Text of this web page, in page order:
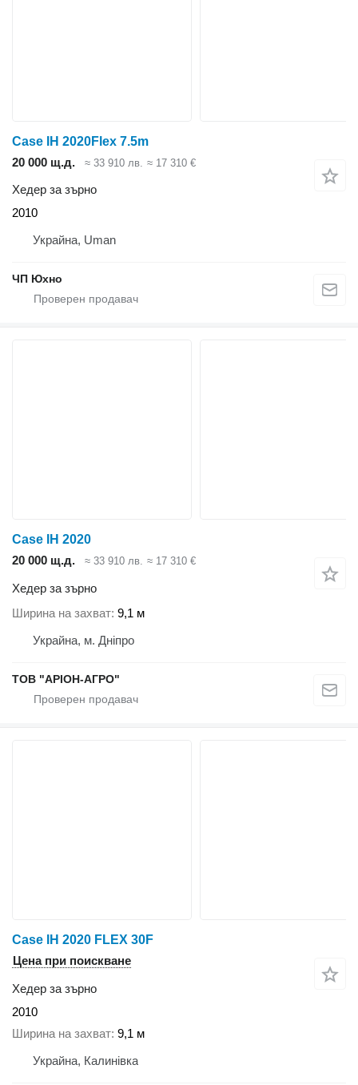
Case IH 2020Flex 7.5m
20 000 щ.д.
≈ 33 910 лв. ≈ 17 310 €
Хедер за зърно
2010
Украйна, Uman
ЧП Юхно
Case IH 2020
20 000 щ.д.
≈ 33 910 лв. ≈ 17 310 €
Хедер за зърно
Ширина на захват 9,1 м
Украйна, м. Дніпро
ТОВ "АРІОН-АГРО"
Case IH 2020 FLEX 30F
Цена при поискване
Хедер за зърно
2010
Ширина на захват 9,1 м
Украйна, Калинівка